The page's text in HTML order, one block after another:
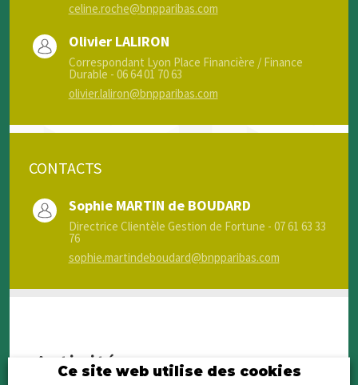
celine.roche@bnpparibas.com
Olivier LALIRON
Correspondant Lyon Place Financière / Finance
Durable - 06 64 01 70 63
olivier.laliron@bnpparibas.com
CONTACTS
Sophie MARTIN de BOUDARD
Directrice Clientèle Gestion de Fortune - 07 61 63 33
76
sophie.martindeboudard@bnpparibas.com
Activités
Ce site web utilise des cookies